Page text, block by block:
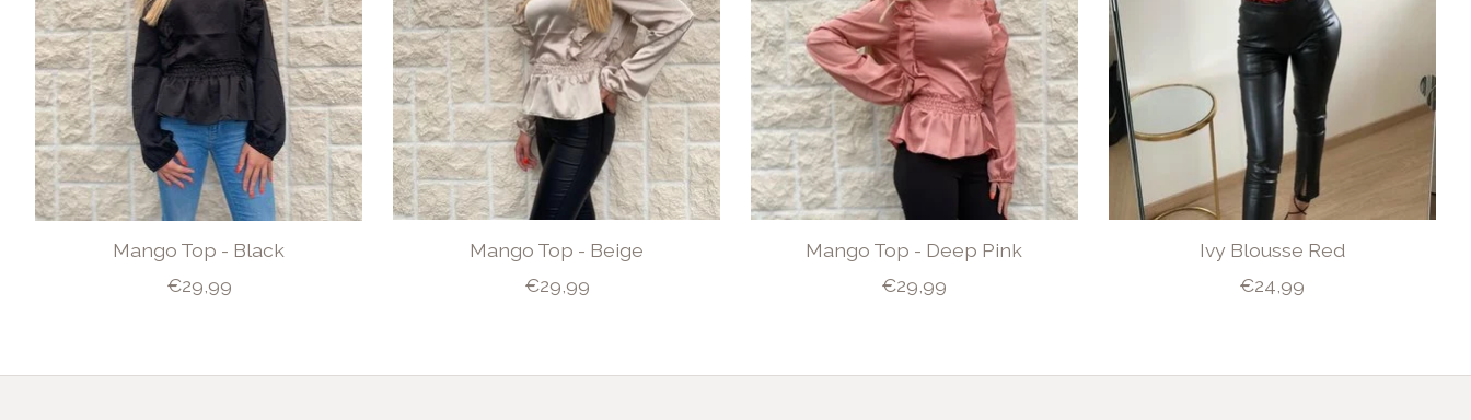
Mango Top - Black
€29,99
Mango Top - Beige
€29,99
Mango Top - Deep Pink
€29,99
Ivy Blousse Red
€24,99